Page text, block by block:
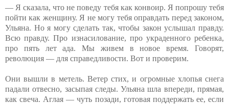
— Я сказала, что не поведу тебя как конвоир. Я попрошу тебя
пойти как женщину. Я не могу тебя оправдать перед законом,
Ульяна. Но я могу сделать так, чтобы закон услышал правду.
Всю правду. Про изнасилование, про украденного ребенка,
про пять лет ада. Мы живем в новое время. Говорят,
революция — для справедливости. Вот и проверим.
Они вышли в метель. Ветер стих, и огромные хлопья снега
падали отвесно, засыпая следы. Ульяна шла впереди, прямая,
как свеча. Аглая — чуть позади, готовая поддержать ее, если